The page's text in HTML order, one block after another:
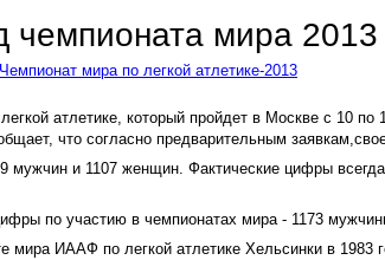
чемпионата мира
Чемпионат мира по легкой атлетике-2013
атлетике, который пройдет в Москве с 10 по
что согласно предварительным
мужчин и 1107 женщин. Фактические цифры
по участию в чемпионатах мира - 1173
мира ИААФ по легкой атлетике Хельсинки в